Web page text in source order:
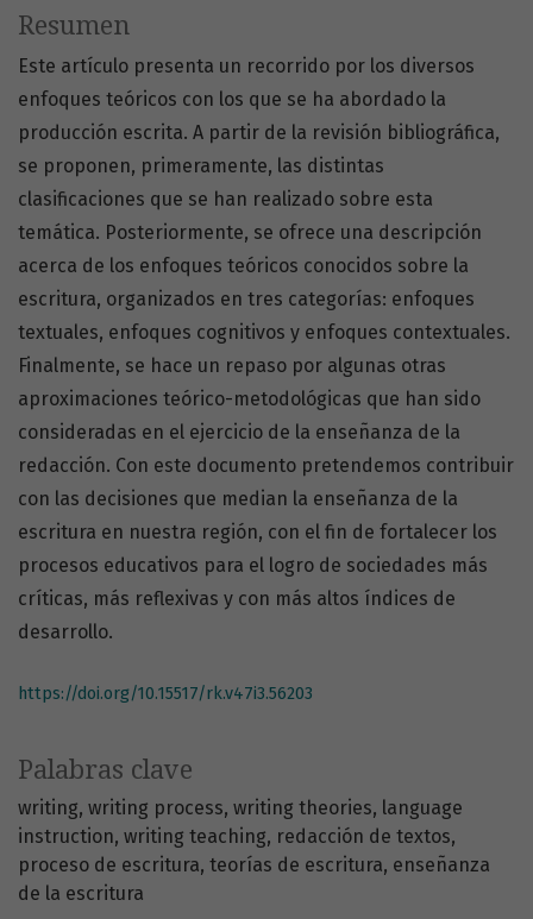
Palabras clave
writing writing process writing theories language
instruction writing teaching redacción de textos
proceso de escritura teorías de escritura enseñanza
de la escritura
Resumen
Este artículo presenta un recorrido por los diversos
enfoques teóricos con los que se ha abordado la
producción escrita. A partir de la revisión bibliográfica,
se proponen, primeramente, las distintas
clasificaciones que se han realizado sobre esta
temática. Posteriormente, se ofrece una descripción
acerca de los enfoques teóricos conocidos sobre la
escritura, organizados en tres categorías: enfoques
textuales, enfoques cognitivos y enfoques contextuales.
Finalmente, se hace un repaso por algunas otras
aproximaciones teórico-metodológicas que han sido
consideradas en el ejercicio de la enseñanza de la
redacción. Con este documento pretendemos contribuir
con las decisiones que median la enseñanza de la
escritura en nuestra región, con el fin de fortalecer los
procesos educativos para el logro de sociedades más
críticas, más reflexivas y con más altos índices de
desarrollo.
https://doi.org/10.15517/rk.v47i3.56203